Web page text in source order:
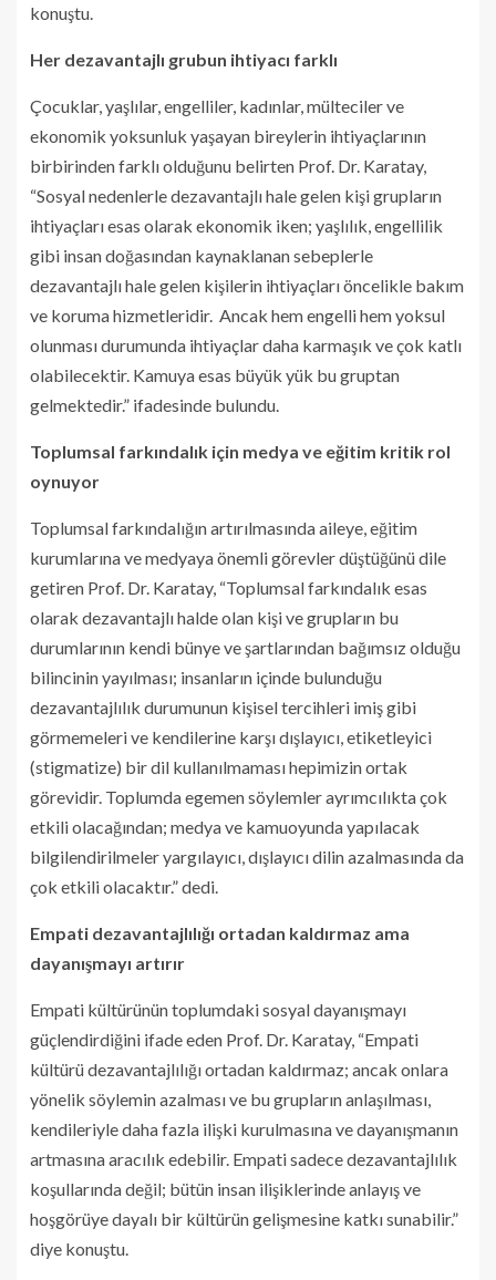
konuştu.
Her dezavantajlı grubun ihtiyacı farklı
Çocuklar, yaşlılar, engelliler, kadınlar, mülteciler ve
ekonomik yoksunluk yaşayan bireylerin ihtiyaçlarının
birbirinden farklı olduğunu belirten Prof. Dr. Karatay,
“Sosyal nedenlerle dezavantajlı hale gelen kişi grupların
ihtiyaçları esas olarak ekonomik iken; yaşlılık, engellilik
gibi insan doğasından kaynaklanan sebeplerle
dezavantajlı hale gelen kişilerin ihtiyaçları öncelikle bakım
ve koruma hizmetleridir. Ancak hem engelli hem yoksul
olunması durumunda ihtiyaçlar daha karmaşık ve çok katlı
olabilecektir. Kamuya esas büyük yük bu gruptan
gelmektedir.” ifadesinde bulundu.
Toplumsal farkındalık için medya ve eğitim kritik rol
oynuyor
Toplumsal farkındalığın artırılmasında aileye, eğitim
kurumlarına ve medyaya önemli görevler düştüğünü dile
getiren Prof. Dr. Karatay, “Toplumsal farkındalık esas
olarak dezavantajlı halde olan kişi ve grupların bu
durumlarının kendi bünye ve şartlarından bağımsız olduğu
bilincinin yayılması; insanların içinde bulunduğu
dezavantajlılık durumunun kişisel tercihleri imiş gibi
görmemeleri ve kendilerine karşı dışlayıcı, etiketleyici
(stigmatize) bir dil kullanılmaması hepimizin ortak
görevidir. Toplumda egemen söylemler ayrımcılıkta çok
etkili olacağından; medya ve kamuoyunda yapılacak
bilgilendirilmeler yargılayıcı, dışlayıcı dilin azalmasında da
çok etkili olacaktır.” dedi.
Empati dezavantajlılığı ortadan kaldırmaz ama
dayanışmayı artırır
Empati kültürünün toplumdaki sosyal dayanışmayı
güçlendirdiğini ifade eden Prof. Dr. Karatay, “Empati
kültürü dezavantajlılığı ortadan kaldırmaz; ancak onlara
yönelik söylemin azalması ve bu grupların anlaşılması,
kendileriyle daha fazla ilişki kurulmasına ve dayanışmanın
artmasına aracılık edebilir. Empati sadece dezavantajlılık
koşullarında değil; bütün insan ilişiklerinde anlayış ve
hoşgörüye dayalı bir kültürün gelişmesine katkı sunabilir.”
diye konuştu.